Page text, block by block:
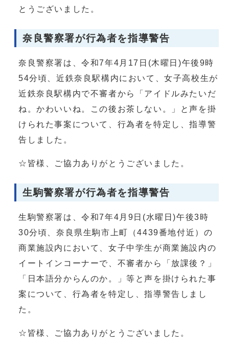
とうございました。
奈良警察署が行為者を指導警告
奈良警察署は、令和7年4月17日(木曜日)午後9時
54分頃、近鉄奈良駅構内において、女子高校生が
近鉄奈良駅構内で不審者から「アイドルみたいだ
ね。かわいいね。この後お茶しない。」と声を掛
けられた事案について、行為者を特定し、指導警
告しました。
☆皆様、ご協力ありがとうございました。
生駒警察署が行為者を指導警告
生駒警察署は、令和7年4月9日(水曜日)午後3時
30分頃、奈良県生駒市上町（4439番地付近）の
商業施設内において、女子中学生が商業施設内の
イートインコーナーで、不審者から「放課後？」
「日本語分からんのか。」等と声を掛けられた事
案について、行為者を特定し、指導警告しまし
た。
☆皆様、ご協力ありがとうございました。